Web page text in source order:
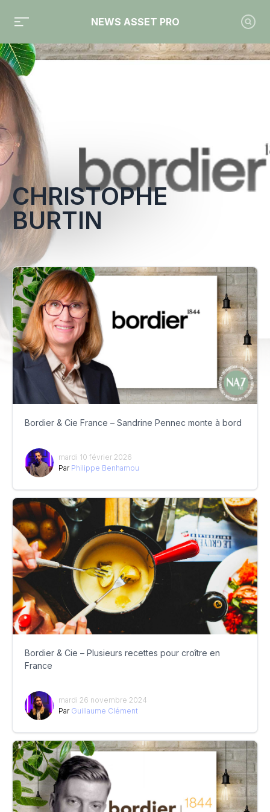
NEWS ASSET PRO
Toute l'actualité sur le tag "Christophe Burtin"
CHRISTOPHE
BURTIN
Bordier & Cie France – Sandrine Pennec monte à bord
mardi 10 février 2026
Par Philippe Benhamou
Bordier & Cie – Plusieurs recettes pour croître en
France
mardi 26 novembre 2024
Par Guillaume Clément